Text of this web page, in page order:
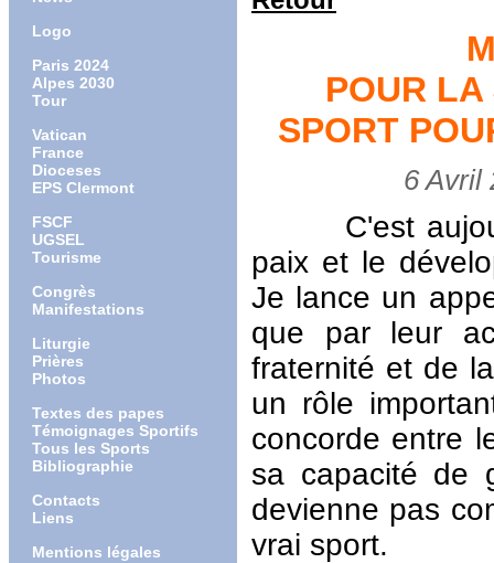
Logo
Paris 2024
Alpes 2030
Tour
Vatican
France
Dioceses
EPS Clermont
FSCF
UGSEL
Tourisme
Congrès
Manifestations
Liturgie
Prières
Photos
Textes des papes
Témoignages Sportifs
Tous les Sports
Bibliographie
Contacts
Liens
Mentions légales
POUR
SPORT
6 Avril
C'est
paix et le
Je lance un
que par leur
fraternité et de
un rôle
concorde entre
sa capacité de
devienne pas
vrai sport.